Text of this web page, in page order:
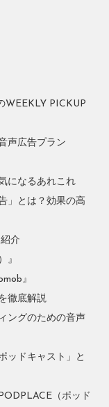
WEEKLY PICKUP
声広告プラン
になるあれこれ
」とは？効果の高
介
』
』
徹底解説
ングのための音声
ッドキャスト」と
（ポッド